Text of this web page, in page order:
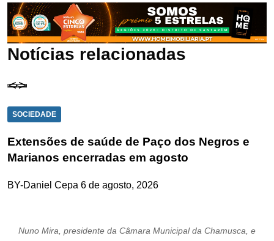
Notícias relacionadas
SOCIEDADE
Extensões de saúde de Paço dos Negros e
Marianos encerradas em agosto
BY-Daniel Cepa 6 de agosto, 2026
Nuno Mira, presidente da Câmara Municipal da Chamusca, e